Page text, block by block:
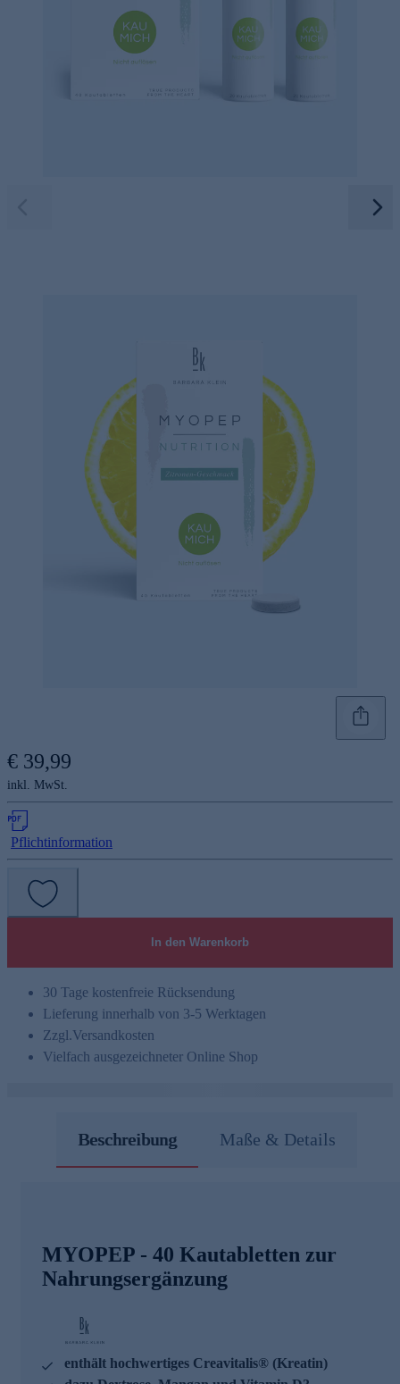
€ 39,99
inkl. MwSt.
Pflichtinformation
In den Warenkorb
30 Tage kostenfreie Rücksendung
Lieferung innerhalb von 3-5 Werktagen
Zzgl.Versandkosten
Vielfach ausgezeichneter Online Shop
Beschreibung Maße & Details
MYOPEP - 40 Kautabletten zur
Nahrungsergänzung
enthält hochwertiges Creavitalis® (Kreatin)